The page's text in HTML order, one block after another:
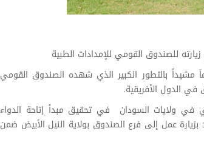
للصندوق القومي للإمدادات الطبية
مشيداً بالتطور الكبير الذي شهده الصندوق القومي
في الدول الأفريقية.
في ولايات السودان في تحقيق مبدأ إتاحة الدواء
عمل إلى فرع الصندوق بولاية النيل الأبيض ضمن